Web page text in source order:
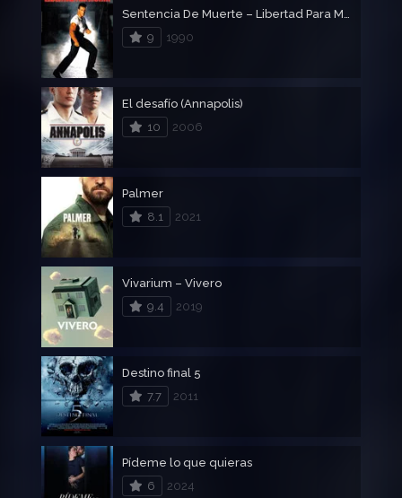
Sentencia De Muerte – Libertad Para Morir
9
1990
El desafío (Annapolis)
10
2006
Palmer
8.1
2021
Vivarium – Vivero
9.4
2019
Destino final 5
7.7
2011
Pídeme lo que quieras
6
2024